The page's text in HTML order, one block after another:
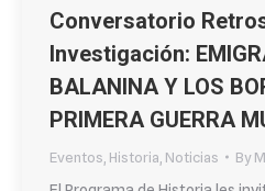
Conversatorio
Investigación:
BALANINA Y LOS
PRIMERA GUERRA
Eventos Historia Noticias By